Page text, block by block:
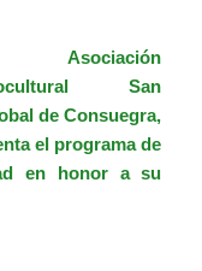
Asociación
San
de Consuegra,
el programa de
en honor a su